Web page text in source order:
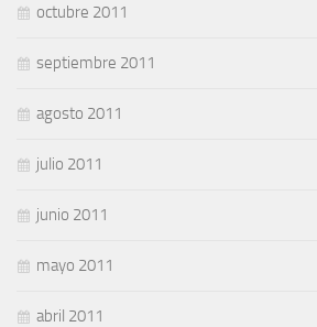
octubre 2011
septiembre 2011
agosto 2011
julio 2011
junio 2011
mayo 2011
abril 2011